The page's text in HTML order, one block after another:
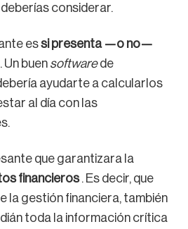
considerar.
essi presenta —o no—
. Un buen softwarede
ayudarte a calcularlos
al día con las
que garantizara la
financieros. Es decir, que
la gestión financiera, también
toda la información crítica